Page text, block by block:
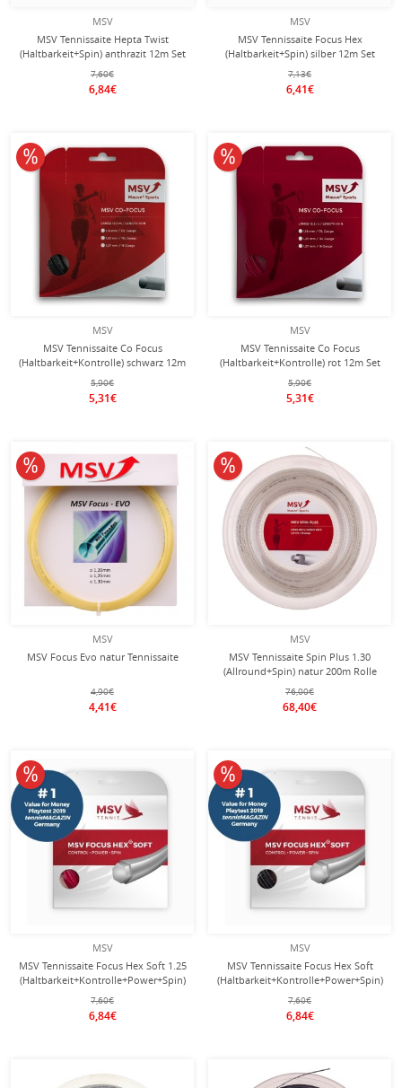
MSV
MSV Tennissaite Hepta Twist
(Haltbarkeit+Spin) anthrazit 12m Set
7,60€
6,84€
MSV
MSV Tennissaite Focus Hex
(Haltbarkeit+Spin) silber 12m Set
7,13€
6,41€
MSV
MSV Tennissaite Co Focus
(Haltbarkeit+Kontrolle) schwarz 12m
Set
5,90€
5,31€
10% reduziert
MSV
MSV Tennissaite Co Focus
(Haltbarkeit+Kontrolle) rot 12m Set
5,90€
5,31€
10% reduziert
MSV
MSV Focus Evo natur Tennissaite
4,90€
4,41€
10% reduziert
MSV
MSV Tennissaite Spin Plus 1.30
(Allround+Spin) natur 200m Rolle
76,00€
68,40€
10% reduziert
MSV
MSV Tennissaite Focus Hex Soft 1.25
(Haltbarkeit+Kontrolle+Power+Spin)
rot 12m Set
7,60€
6,84€
10% reduziert
MSV
MSV Tennissaite Focus Hex Soft
(Haltbarkeit+Kontrolle+Power+Spin)
schwarz 12m Set
7,60€
6,84€
10% reduziert